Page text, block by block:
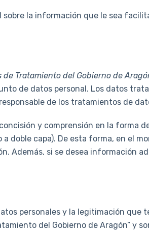
la información que le sea
Tratamiento del Gobierno de
de datos personal. Los datos
de los tratamientos de
y comprensión en la forma
doble capa). De esta forma, en el
Además, si se desea información
personales y la legitimación que
del Gobierno de Aragón” y